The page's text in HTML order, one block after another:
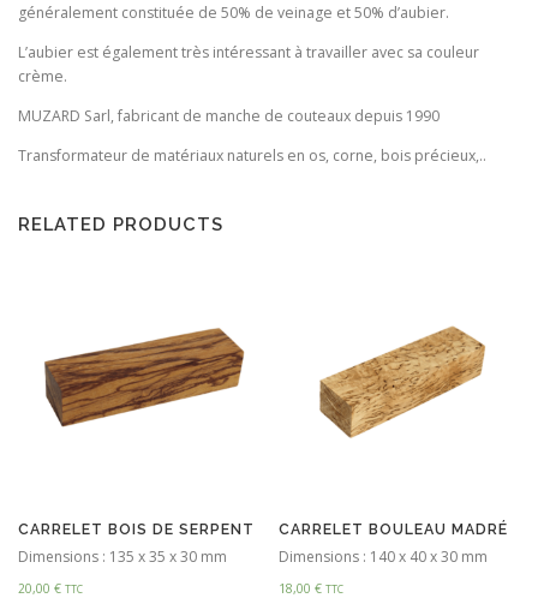
généralement constituée de 50% de veinage et 50% d’aubier.
L’aubier est également très intéressant à travailler avec sa couleur
crème.
MUZARD Sarl, fabricant de manche de couteaux depuis 1990
Transformateur de matériaux naturels en os, corne, bois précieux,..
RELATED PRODUCTS
CARRELET BOIS DE SERPENT
Dimensions : 135 x 35 x 30 mm
20,00 € TTC
CARRELET BOULEAU MADRÉ
Dimensions : 140 x 40 x 30 mm
18,00€ TTC